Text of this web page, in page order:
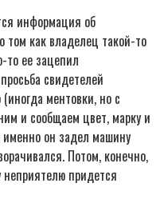
информация об
том как владелец такой-то
то ее зацепил
свидетелей
ментовки, но с
и сообщаем цвет, марку и
именно он задел машину
Потом, конечно,
неприятелю придется